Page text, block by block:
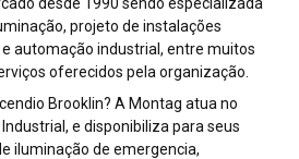
projeto de instalações
automação industrial, entre muitos
oferecidos pela organização.
Brooklin? A Montag atua no
e disponibiliza para seus
iluminação de emergencia,